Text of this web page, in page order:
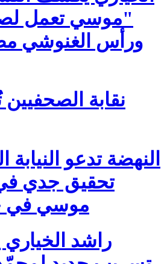
"موسي تعمل
ورأس الغنوشي
نقابة
النهضة تدعو النيابة
تحقيق جدي
موسي في